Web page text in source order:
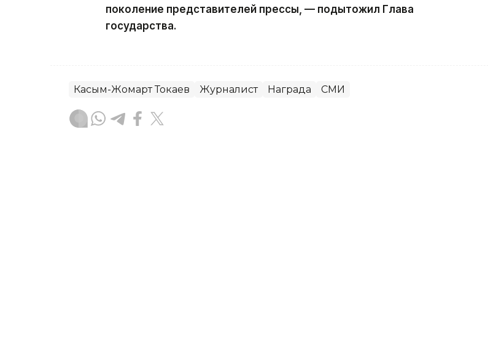
поколение представителей прессы, — подытожил Глава
государства.
Касым-Жомарт Токаев Журналист Награда СМИ